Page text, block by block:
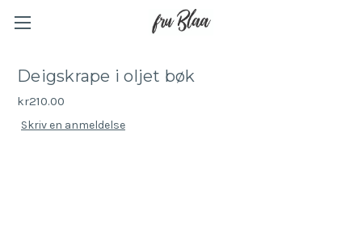
Deigskrape i oljet bøk
kr210.00
Skriv en anmeldelse